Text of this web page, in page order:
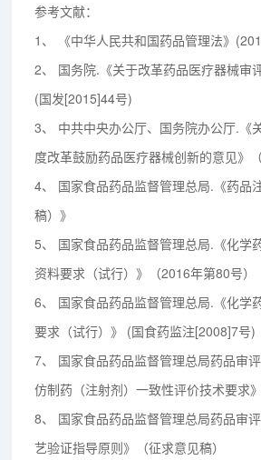
参考文献：
1、
《中华人民共和国药品管理法》
2、
国务院.《关于改革药品医疗器械审
(国发[2015]44号)
3、
中共中央办公厅、国务院办公厅.《
度改革鼓励药品医疗器械创新的意见》
4、
国家食品药品监督管理总局.《药品
稿）》
5、
国家食品药品监督管理总局.《化学
资料要求（试行）》（2016年第80号）
6、
国家食品药品监督管理总局.《化学
要求（试行）》 (国食药监注[2008]7号)
7、
国家食品药品监督管理总局药品审
仿制药（注射剂）一致性评价技术要求
8、
国家食品药品监督管理总局药品审
艺验证指导原则》（征求意见稿）